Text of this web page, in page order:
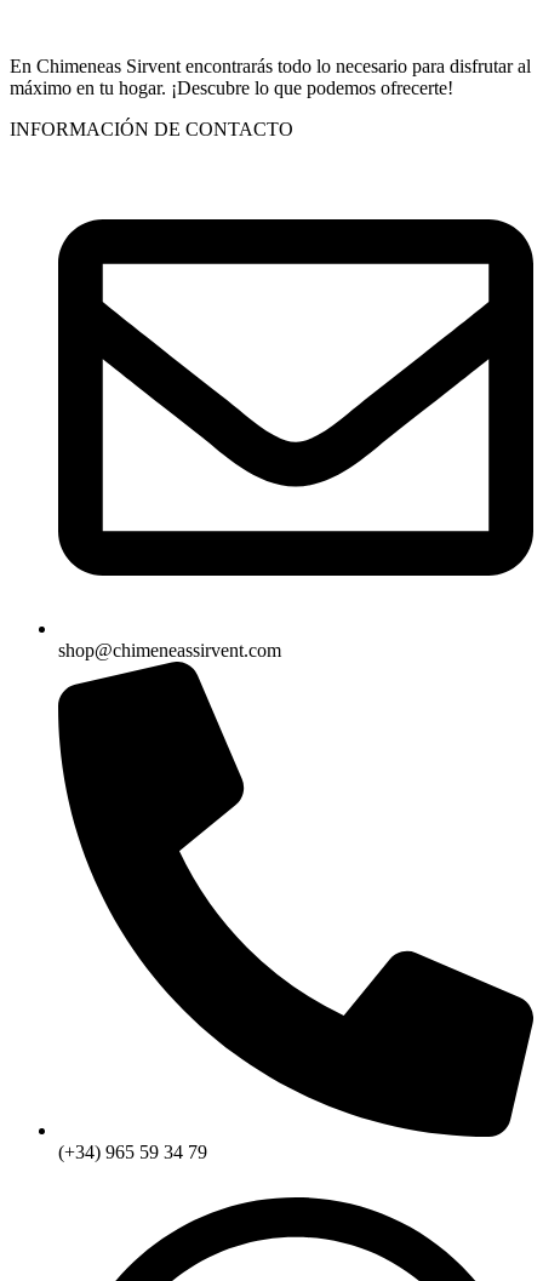
En Chimeneas Sirvent encontrarás todo lo necesario para disfrutar al
máximo en tu hogar. ¡Descubre lo que podemos ofrecerte!
INFORMACIÓN DE CONTACTO
shop@chimeneassirvent.com
(+34) 965 59 34 79